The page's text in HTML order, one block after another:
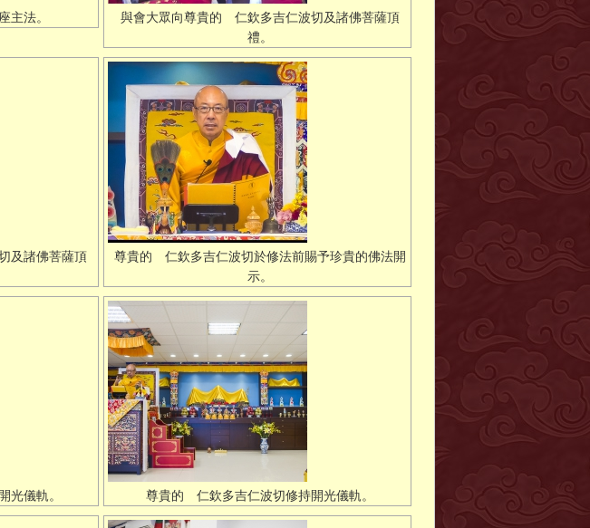
法。
與會大眾向尊貴的 仁欽多吉仁波切及諸佛菩薩頂
禮。
及諸佛菩薩頂
尊貴的 仁欽多吉仁波切於修法前賜予珍貴的佛法開
示。
儀軌。 尊貴的 仁欽多吉仁波切修持開光儀軌。